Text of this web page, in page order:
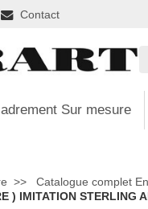
Contact
Sur mesure
Catalogue complet
) IMITATION